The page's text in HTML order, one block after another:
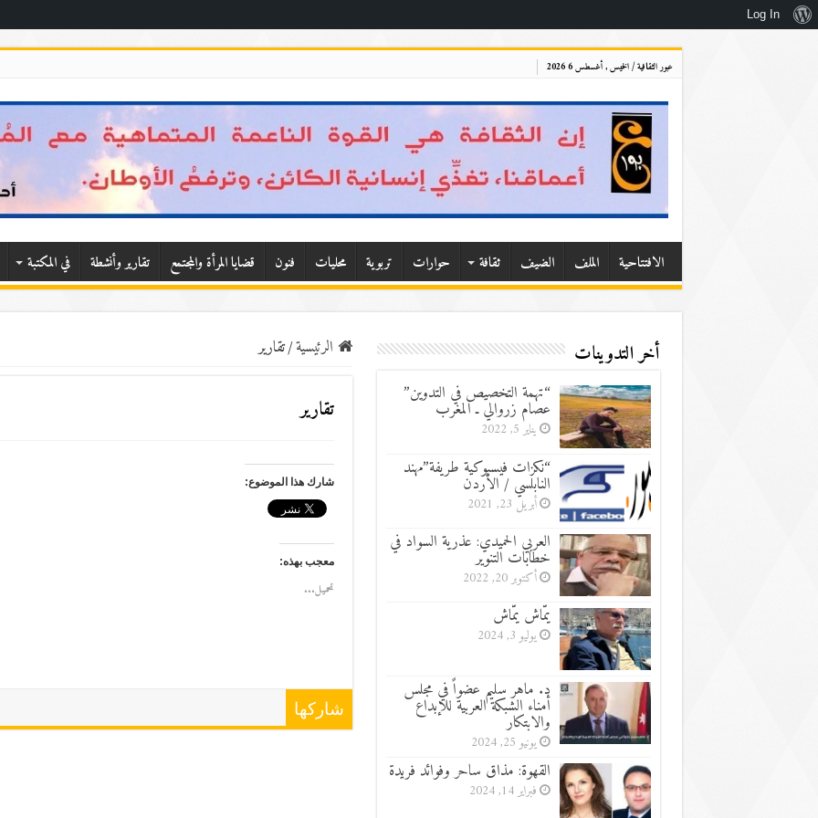
عبور الثقافية / الخميس , أغسطس 6 2026
الافتتاحية الملف الضيف ثقافة حوارات تربوية محليات فنون قضايا المرأة والمجتمع تقارير وأنشطة في المكتبة
الرئيسية/تقارير
تقارير
شارك هذا الموضوع:
معجب بهذه:
تحميل...
شاركها
أخر التدوينات
“تهمة التخصيص في التدوين”
عصام زروالي ـ المغرب
يناير 5, 2022
“نكزات فيسبوكية طريفة”مهند
النابلسي / الأردن
أبريل 23, 2021
العربي الحميدي: عذرية السواد في
خطابات التنوير
أكتوبر 20, 2022
يمّاش يمّاش
يوليو 3, 2024
د. ماهر سليم عضواً في مجلس
أمناء الشبكة العربية للإبداع
والابتكار
يونيو 25, 2024
القهوة: مذاق ساحر وفوائد فريدة
فبراير 14, 2024
نبذةLog In